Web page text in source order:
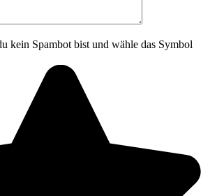
kein Spambot bist und wähle das Symbol